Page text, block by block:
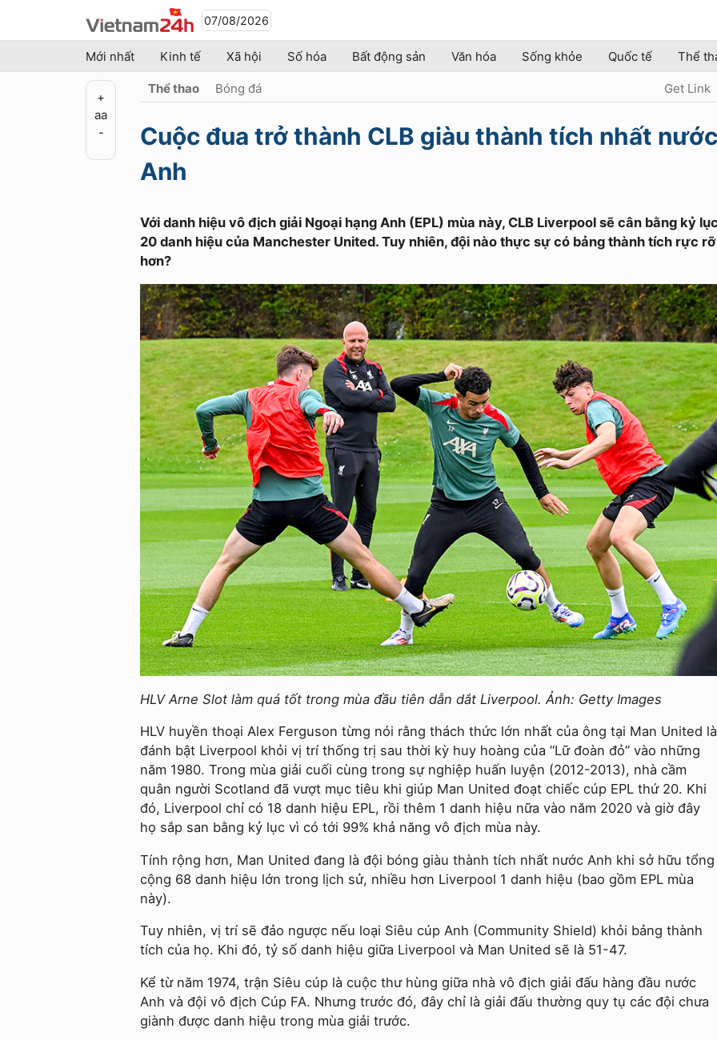
07/08/2026
Mới nhất Kinh tế Xã hội Số hóa Bất động sản Văn hóa Sống khỏe Quốc tế Thể
+
aa
-
Thể thao Bóng đá Get Link
Cuộc đua trở thành CLB giàu thành tích nhất nước
Anh
Với danh hiệu vô địch giải Ngoại hạng Anh (EPL) mùa này, CLB Liverpool sẽ cân bằng kỷ
20 danh hiệu của Manchester United. Tuy nhiên, đội nào thực sự có bảng thành tích rực rỡ
hơn?
HLV Arne Slot làm quá tốt trong mùa đầu tiên dẫn dắt Liverpool. Ảnh: Getty Images
HLV huyền thoại Alex Ferguson từng nói rằng thách thức lớn nhất của ông tại Man United là
đánh bật Liverpool khỏi vị trí thống trị sau thời kỳ huy hoàng của “Lữ đoàn đỏ” vào những
năm 1980. Trong mùa giải cuối cùng trong sự nghiệp huấn luyện (2012-2013), nhà cầm
quân người Scotland đã vượt mục tiêu khi giúp Man United đoạt chiếc cúp EPL thứ 20. Khi
đó, Liverpool chỉ có 18 danh hiệu EPL, rồi thêm 1 danh hiệu nữa vào năm 2020 và giờ đây
họ sắp san bằng kỷ lục vì có tới 99% khả năng vô địch mùa này.
Tính rộng hơn, Man United đang là đội bóng giàu thành tích nhất nước Anh khi sở hữu tổng
cộng 68 danh hiệu lớn trong lịch sử, nhiều hơn Liverpool 1 danh hiệu (bao gồm EPL mùa
này).
Tuy nhiên, vị trí sẽ đảo ngược nếu loại Siêu cúp Anh (Community Shield) khỏi bảng thành
tích của họ. Khi đó, tỷ số danh hiệu giữa Liverpool và Man United sẽ là 51-47.
Kể từ năm 1974, trận Siêu cúp là cuộc thư hùng giữa nhà vô địch giải đấu hàng đầu nước
Anh và đội vô địch Cúp FA. Nhưng trước đó, đây chỉ là giải đấu thường quy tụ các đội chưa
giành được danh hiệu trong mùa giải trước.